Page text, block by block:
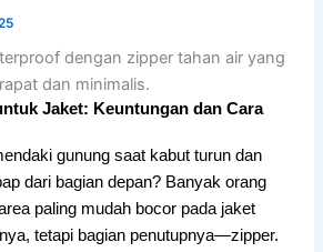
Jaket: Keuntungan dan Cara
gunung saat kabut turun dan
dari bagian depan? Banyak orang
paling mudah bocor pada jaket
tetapi bagian penutupnya—zipper.